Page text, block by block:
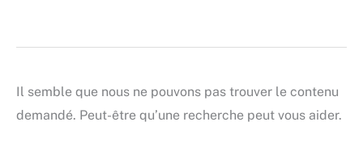
Il semble que nous ne pouvons pas trouver le contenu
demandé. Peut-être qu’une recherche peut vous aider.